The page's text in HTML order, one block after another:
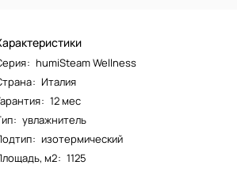
: humiSteam Wellness
: Италия
: 12 мес
: увлажнитель
: изотермический
м2: 1125